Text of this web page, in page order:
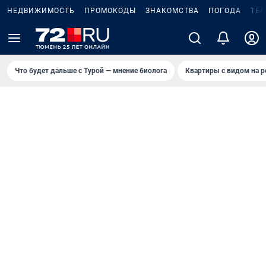
НЕДВИЖИМОСТЬ ПРОМОКОДЫ ЗНАКОМСТВА ПОГОДА
Что будет дальше с Турой — мнение биолога Квартиры с видом на